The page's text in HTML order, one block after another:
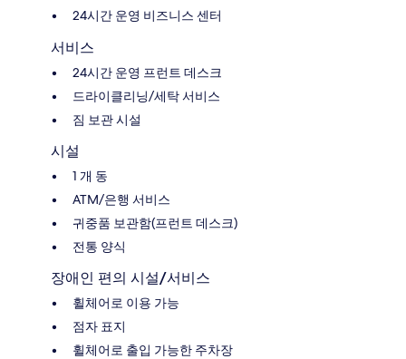
24시간 운영 비즈니스 센터
서비스
24시간 운영 프런트 데스크
드라이클리닝/세탁 서비스
짐 보관 시설
시설
1 개 동
ATM/은행 서비스
귀중품 보관함(프런트 데스크)
전통 양식
장애인 편의 시설/서비스
휠체어로 이용 가능
점자 표지
휠체어로 출입 가능한 주차장